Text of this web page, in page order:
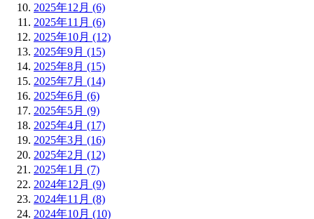
2025年12月 (6)
2025年11月 (6)
2025年10月 (12)
2025年9月 (15)
2025年8月 (15)
2025年7月 (14)
2025年6月 (6)
2025年5月 (9)
2025年4月 (17)
2025年3月 (16)
2025年2月 (12)
2025年1月 (7)
2024年12月 (9)
2024年11月 (8)
2024年10月 (10)